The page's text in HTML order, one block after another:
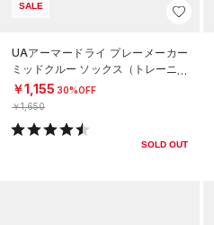
SALE
UAアーマードライ プレーメーカー
ミッドクルー ソックス（トレーニン
グ/UNISEX）
￥1,155 30%OFF
￥1,650
SOLD OUT